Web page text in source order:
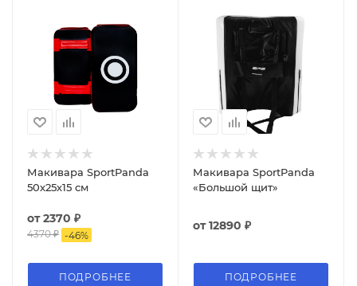
Макивара SportPanda
50х25х15 см
от2370 ₽
4370 ₽ -46%
ПОДРОБНЕЕ
Макивара SportPanda
«Большой щит»
от12890 ₽
ПОДРОБНЕЕ